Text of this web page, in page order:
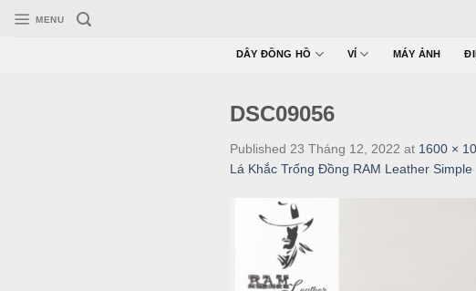
MENU
DÂY ĐỒNG HỒ VÍ MÁY ẢNH
DSC09056
Published 23 Tháng 12, 2022 at 1600 ×
Lá Khắc Trống Đồng RAM Leather Simple